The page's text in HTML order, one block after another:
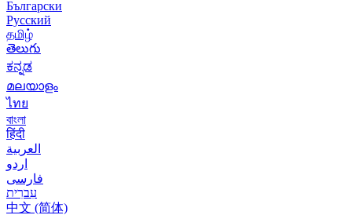
Български
Русский
தமிழ்
తెలుగు
ಕನ್ನಡ
മലയാളം
ไทย
বাংলা
हिंदी
العربية
اردو
فارسی
עִברִית
中文 (简体)